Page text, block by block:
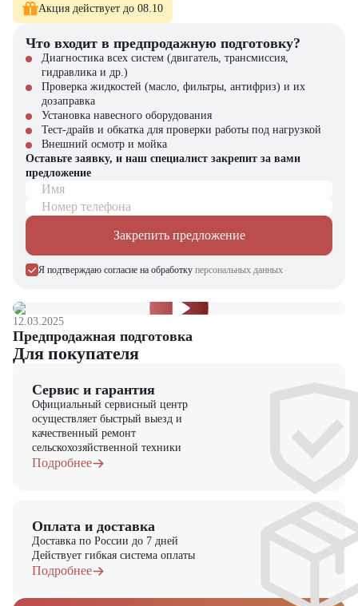
Где применяется Мини-погрузчик Mustang 2086?
строительстве и дорожных работах;
сельском хозяйстве для погрузки, перевозки и уборки;
коммунальном хозяйстве при благоустройстве территорий и
уборке снега;
логистике и складских комплексах;
ландшафтных и ремонтных работах.
Почему стоит выбрать Mustang 2086?
Мини-погрузчик Mustang 2086 — это техника, которая объединяет
надежность, функциональность и высокую производительность. Он
способен заменить несколько единиц оборудования благодаря
совместимости с разнообразным навесным оснащением. Эта модель
станет отличным выбором для бизнеса, где важны эффективность,
долговечность и универсальность техники.
компании
. Компания "ЦТО" является официальным
дилером и предлагает новые модели техники. На нашем сайте вы
найдёте широкий выбор спецтехники, вилочной и малой складской
техники, навесного оборудования и запчастей.
Акция действует до 08.10
Что входит в предпродажную подготовку?
Диагностика всех систем (двигатель, трансмиссия,
гидравлика и др.)
Проверка жидкостей (масло, фильтры, антифриз) и их
дозаправка
Установка навесного оборудования
Тест-драйв и обкатка для проверки работы под нагрузкой
Внешний осмотр и мойка
Оставьте заявку, и наш специалист закрепит за вами
предложение
Имя
Номер телефона
Закрепить предложение
Я подтверждаю согласие на обработку персональных данных
12.03.2025
Предпродажная подготовка
Для покупателя
Сервис и гарантия
Официальный сервисный центр
осуществляет быстрый выезд и
качественный ремонт
сельскохозяйственной техники
Подробнее
Оплата и доставка
Доставка по России до 7 дней
Действует гибкая система оплаты
Подробнее